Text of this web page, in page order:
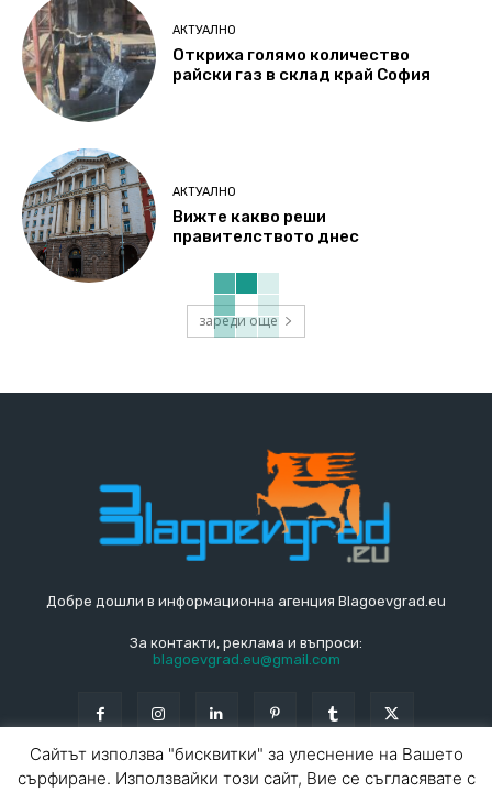
АКТУАЛНО
Откриха голямо количество
райски газ в склад край София
АКТУАЛНО
Вижте какво реши
правителството днес
зареди още
Добре дошли в информационна агенция Blagoevgrad.eu
За контакти, реклама и въпроси:
blagoevgrad.eu@gmail.com
Сайтът използва "бисквитки" за улеснение на Вашето
сърфиране. Използвайки този сайт, Вие се съгласявате с